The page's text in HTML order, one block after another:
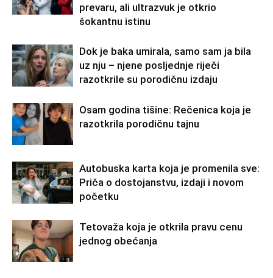
prevaru, ali ultrazvuk je otkrio
šokantnu istinu
Dok je baka umirala, samo sam ja bila
uz nju – njene posljednje riječi
razotkrile su porodičnu izdaju
Osam godina tišine: Rečenica koja je
razotkrila porodičnu tajnu
Autobuska karta koja je promenila sve:
Priča o dostojanstvu, izdaji i novom
početku
Tetovaža koja je otkrila pravu cenu
jednog obećanja